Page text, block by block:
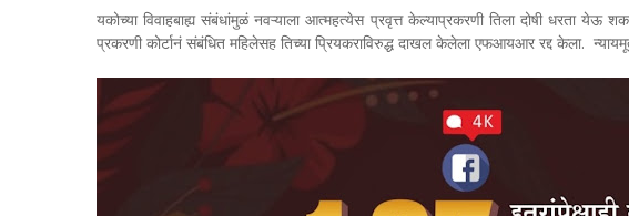
यकोच्या विवाहबाह्य संबंधांमुळं नवऱ्याला आत्महत्येस प्रवृत्त केल्याप्रकरणी तिला दोषी धरता येऊ
प्रकरणी कोर्टानं संबंधित महिलेसह तिच्या प्रियकराविरुद्ध दाखल केलेला एफआयआर रद्द केला.